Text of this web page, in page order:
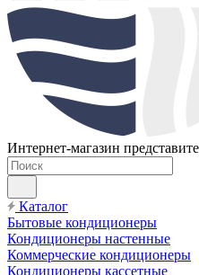
Интернет-магазин
Каталог
Бытовые кондиционеры
Кондиционеры настенные
Коммерческие кондиционеры
Кондиционеры кассетные